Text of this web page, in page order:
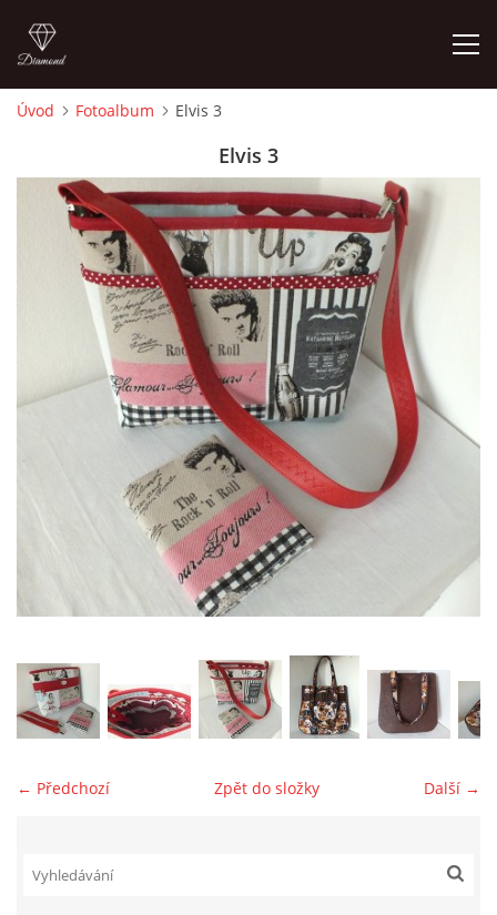
FOTOALBUM
CEDULKY
MOJE POSLEDNÍ PRÁCE
jk-laguna@seznam.cz
© 2025 eStránky.cz
Úvod Fotoalbum Elvis 3
Elvis 3
← Předchozí Další →
Zpět do složky